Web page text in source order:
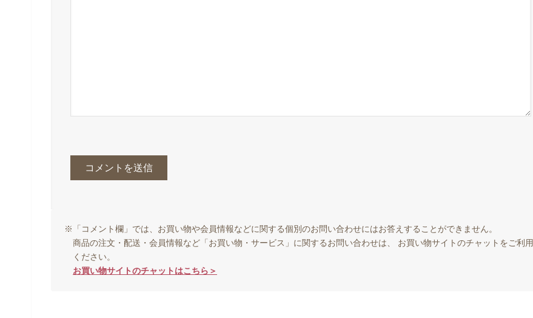
※「コメント欄」では、お買い物や会員情報などに関する個別のお問い合わせにはお答えすることができません。
商品の注文・配送・会員情報など「お買い物・サービス」に関するお問い合わせは、 お買い物サイトのチャットをご利用
ください。
お買い物サイトのチャットはこちら＞